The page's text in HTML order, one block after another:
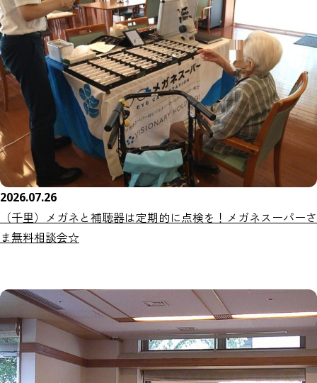
2026.07.26
（千里）メガネと補聴器は定期的に点検を！メガネスーパーさ
ま無料相談会☆